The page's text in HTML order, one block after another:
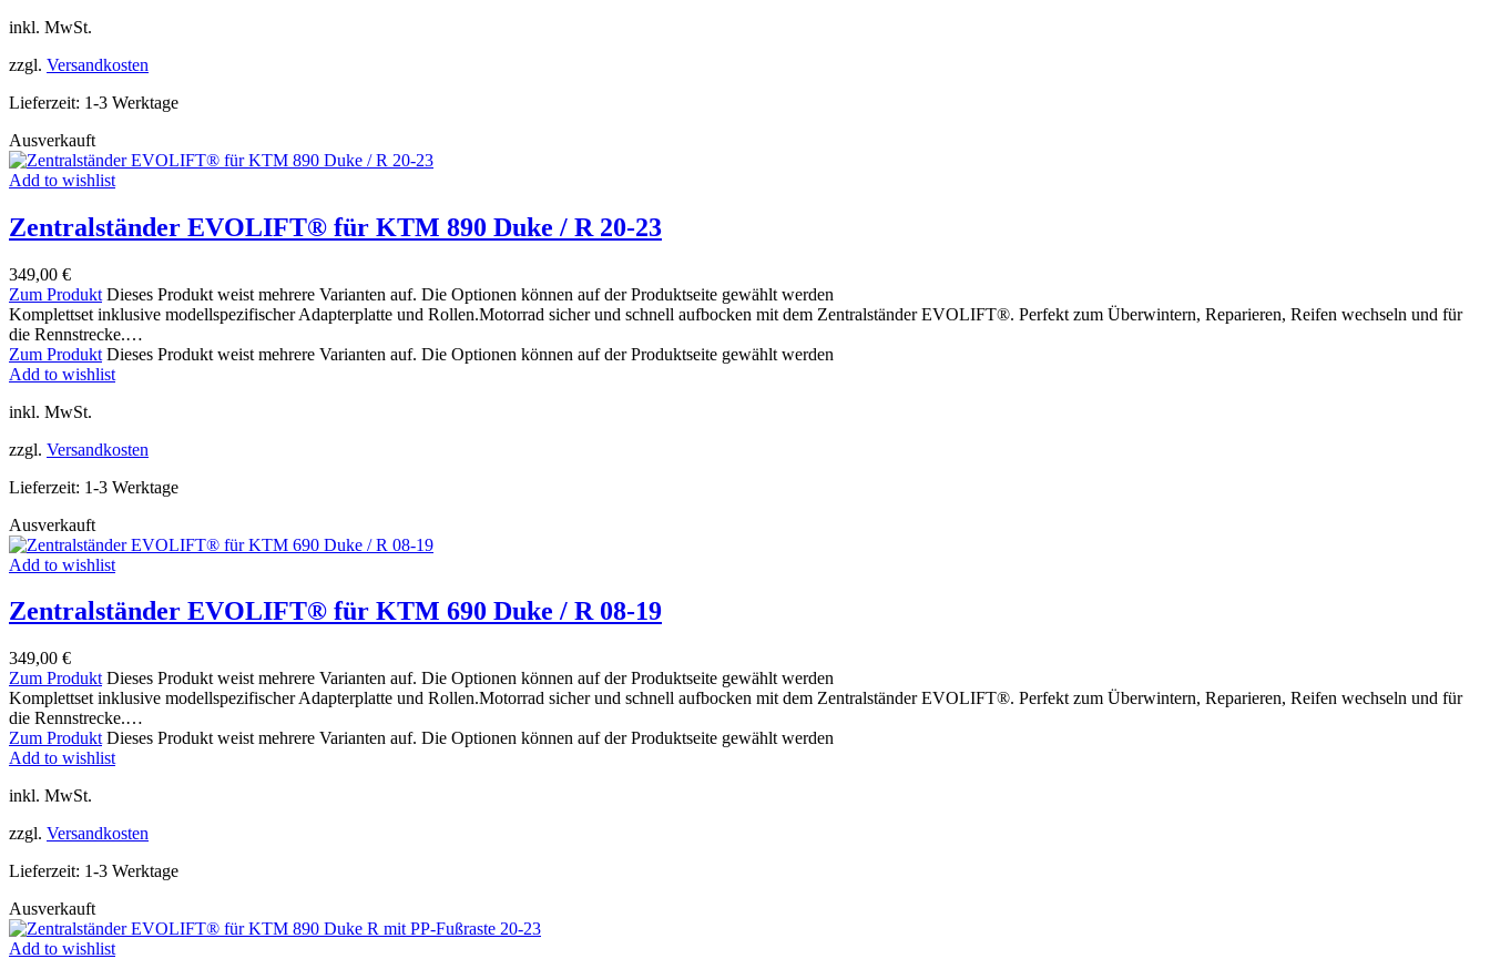
inkl. MwSt.
zzgl. Versandkosten
Lieferzeit: 1-3 Werktage
Ausverkauft
Add to wishlist
Zentralständer EVOLIFT® für KTM 890 Duke / R 20-23
349,00 €
Zum Produkt Dieses Produkt weist mehrere Varianten auf. Die Optionen können auf der Produktseite gewählt werden
Komplettset inklusive modellspezifischer Adapterplatte und Rollen.Motorrad sicher und schnell aufbocken mit dem Zentralständer EVOLIFT®. Perfekt zum Überwintern, Reparieren, Reifen wechseln und für
die Rennstrecke.…
Zum Produkt Dieses Produkt weist mehrere Varianten auf. Die Optionen können auf der Produktseite gewählt werden
Add to wishlist
inkl. MwSt.
zzgl. Versandkosten
Lieferzeit: 1-3 Werktage
Ausverkauft
Add to wishlist
Zentralständer EVOLIFT® für KTM 690 Duke / R 08-19
349,00 €
Zum Produkt Dieses Produkt weist mehrere Varianten auf. Die Optionen können auf der Produktseite gewählt werden
Komplettset inklusive modellspezifischer Adapterplatte und Rollen.Motorrad sicher und schnell aufbocken mit dem Zentralständer EVOLIFT®. Perfekt zum Überwintern, Reparieren, Reifen wechseln und für
die Rennstrecke.…
Zum Produkt Dieses Produkt weist mehrere Varianten auf. Die Optionen können auf der Produktseite gewählt werden
Add to wishlist
inkl. MwSt.
zzgl. Versandkosten
Lieferzeit: 1-3 Werktage
Ausverkauft
Add to wishlist